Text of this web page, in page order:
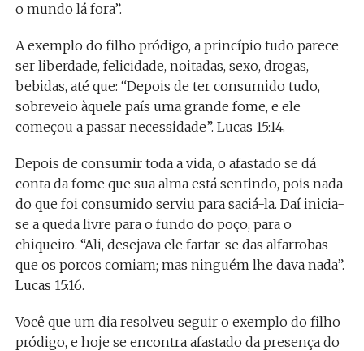
o mundo lá fora”.
A exemplo do filho pródigo, a princípio tudo parece
ser liberdade, felicidade, noitadas, sexo, drogas,
bebidas, até que: “Depois de ter consumido tudo,
sobreveio àquele país uma grande fome, e ele
começou a passar necessidade”. Lucas 15:14.
Depois de consumir toda a vida, o afastado se dá
conta da fome que sua alma está sentindo, pois nada
do que foi consumido serviu para saciá-la. Daí inicia-
se a queda livre para o fundo do poço, para o
chiqueiro. “Ali, desejava ele fartar-se das alfarrobas
que os porcos comiam; mas ninguém lhe dava nada”.
Lucas 15:16.
Você que um dia resolveu seguir o exemplo do filho
pródigo, e hoje se encontra afastado da presença do